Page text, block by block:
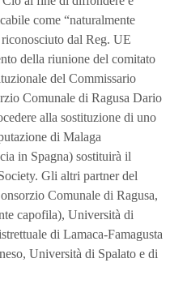
come “naturalmente
dal Reg. UE
della riunione del comitato
del Commissario
Comunale di Ragusa Dario
alla sostituzione di uno
di Malaga
in Spagna) sostituirà il
Gli altri partner del
Comunale di Ragusa,
capofila), Università di
di Lamaca-Famagusta
Università di Spalato e di